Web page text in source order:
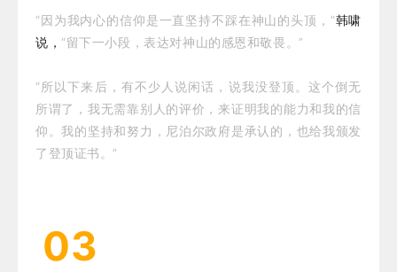
“因为我内心的信仰是一直坚持不踩在神山的头顶，”韩啸
说，“留下一小段，表达对神山的感恩和敬畏。”
“所以下来后，有不少人说闲话，说我没登顶。这个倒无
所谓了，我无需靠别人的评价，来证明我的能力和我的信
仰。我的坚持和努力，尼泊尔政府是承认的，也给我颁发
了登顶证书。”
03